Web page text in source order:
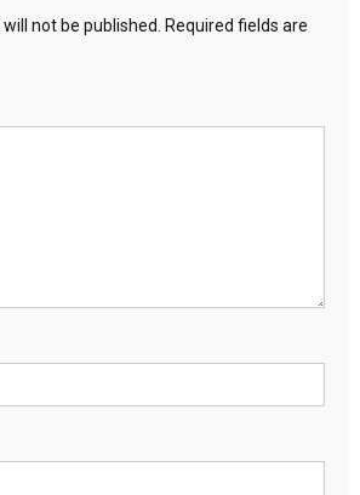
not be published. Required fields are